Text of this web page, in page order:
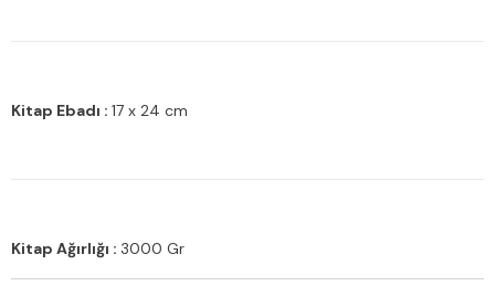
Kitap Ebadı : 17 x 24 cm
Kitap Ağırlığı : 3000 Gr